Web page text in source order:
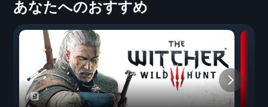
あなたへのおすすめ